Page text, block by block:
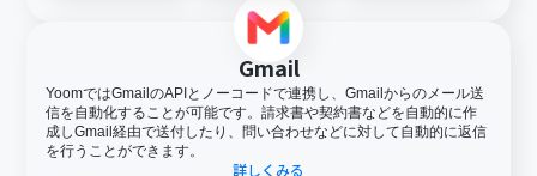
Gmail
YoomではGmailのAPIとノーコードで連携し、Gmailからのメール送
信を自動化することが可能です。請求書や契約書などを自動的に作
成しGmail経由で送付したり、問い合わせなどに対して自動的に返信
を行うことができます。
詳しくみる